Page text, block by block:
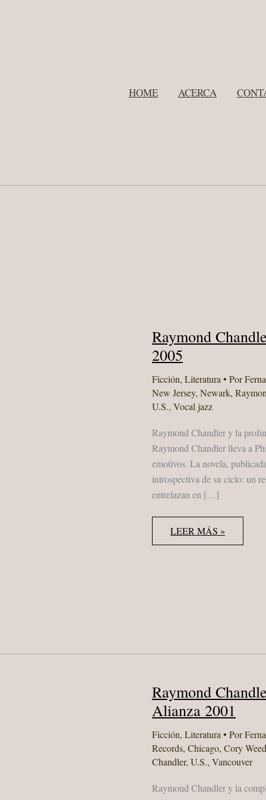
HOME ACERCA
Raymond
2005
Ficción, Literatura• Por
New Jersey, Newark,
U.S., Vocal jazz
Raymond Chandler y la
Raymond Chandler lleva a
emotivos. La novela,
introspectiva de su ciclo: un
entrelazan en […]
RAYMOND
CHANDLER
“EL
LEER MÁS »
Raymond
Alianza 2001
Ficción, Literatura• Por
Records, Chicago, Cory
Chandler, U.S., Vancouver
Raymond Chandler y la